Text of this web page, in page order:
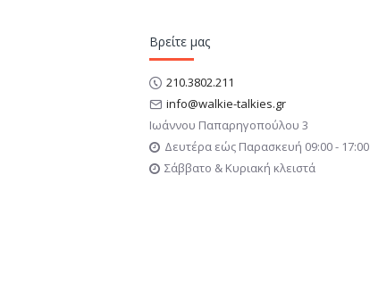
Βρείτε μας
210.3802.211
info@walkie-talkies.gr
Ιωάννου Παπαρηγοπούλου 3
Δευτέρα εώς Παρασκευή 09:00 - 17:00
Σάββατο & Κυριακή κλειστά